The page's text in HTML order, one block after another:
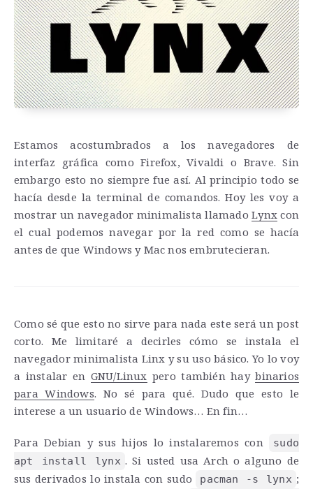
Estamos acostumbrados a los navegadores de
interfaz gráfica como Firefox, Vivaldi o Brave. Sin
embargo esto no siempre fue así. Al principio todo se
hacía desde la terminal de comandos. Hoy les voy a
mostrar un navegador minimalista llamadoLynx con
el cual podemos navegar por la red como se hacía
antes de que Windows y Mac nos embrutecieran.
Como sé que esto no sirve para nada este será un post
corto. Me limitaré a decirles cómo se instala el
navegador minimalista Linx y su uso básico. Yo lo voy
a instalar en GNU/Linux pero también haybinarios
para Windows. No sé para qué. Dudo que esto le
interese a un usuario de Windows… En fin…
Para Debian y sus hijos lo instalaremos con
sudo
apt install lynx . Si usted usa Arch o alguno de
sus derivados lo instala con sudo
pacman -s lynx ;